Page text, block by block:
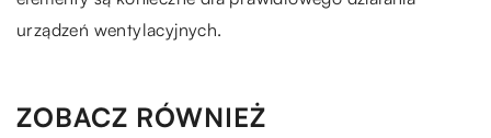
urządzeń wentylacyjnych.
ZOBACZ RÓWNIEŻ